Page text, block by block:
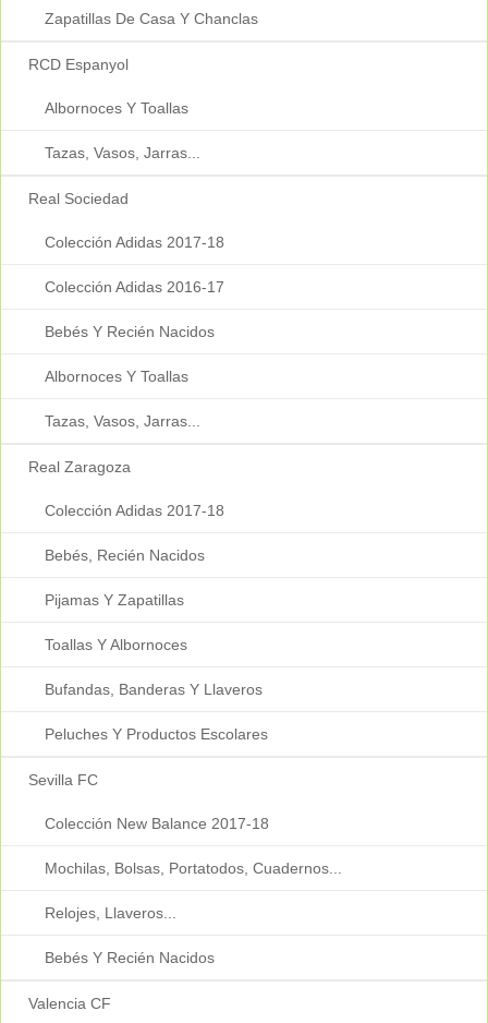
Zapatillas De Casa Y Chanclas
RCD Espanyol
Albornoces Y Toallas
Tazas, Vasos, Jarras...
Real Sociedad
Colección Adidas 2017-18
Colección Adidas 2016-17
Bebés Y Recién Nacidos
Albornoces Y Toallas
Tazas, Vasos, Jarras...
Real Zaragoza
Colección Adidas 2017-18
Bebés, Recién Nacidos
Pijamas Y Zapatillas
Toallas Y Albornoces
Bufandas, Banderas Y Llaveros
Peluches Y Productos Escolares
Sevilla FC
Colección New Balance 2017-18
Mochilas, Bolsas, Portatodos, Cuadernos...
Relojes, Llaveros...
Bebés Y Recién Nacidos
Valencia CF